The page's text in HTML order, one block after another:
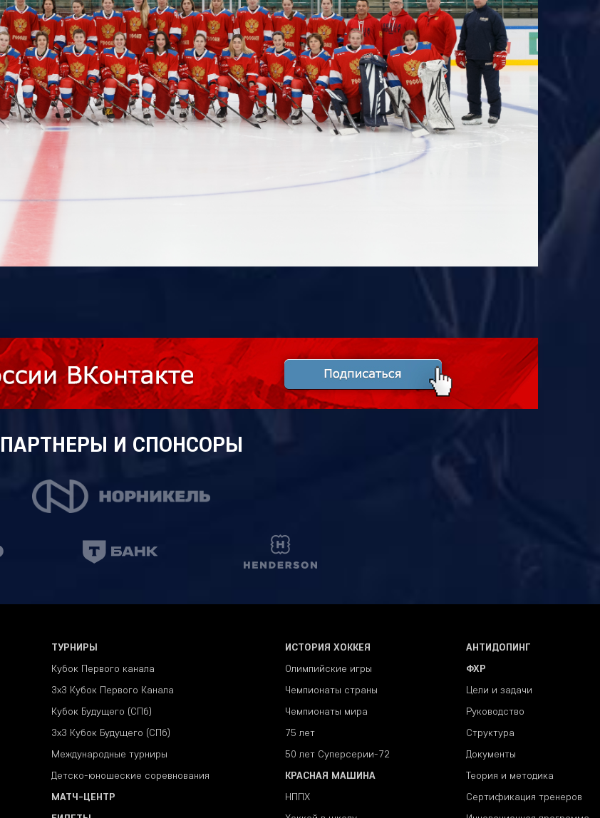
ПАРТНЕРЫ И СПОНСОРЫ
ТУРНИРЫ
Кубок Первого канала
3x3 Кубок Первого Канала
Кубок Будущего (СПб)
3х3 Кубок Будущего (СПб)
Международные турниры
Детско-юношеские соревнования
МАТЧ-ЦЕНТР
ИСТОРИЯ ХОККЕЯ
Олимпийские игры
Чемпионаты страны
Чемпионаты мира
75 лет
50 лет Суперсерии-72
КРАСНАЯ МАШИНА
НППХ
АНТИДОПИНГ
ФХР
Цели и задачи
Руководство
Структура
Документы
Теория и методика
Сертификация тренеров